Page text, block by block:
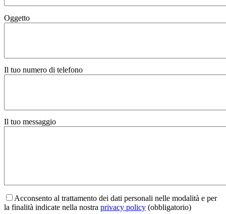
Oggetto
Il tuo numero di telefono
Il tuo messaggio
Acconsento al trattamento dei dati personali nelle modalità e per
la finalità indicate nella nostra privacy policy (obbligatorio)